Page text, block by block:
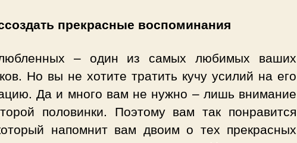
прекрасные воспоминания
– один из самых любимых ваших
Но вы не хотите тратить кучу усилий на его
Да и много вам не нужно – лишь внимание
половинки. Поэтому вам так понравится
напомнит вам двоим о тех прекрасных